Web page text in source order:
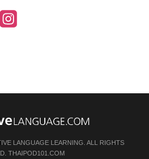
LANGUAGE LEARNING. ALL RIGHTS
THAIPOD101.COM